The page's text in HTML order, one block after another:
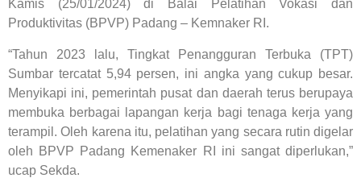
Kamis (25/01/2024) di Balai Pelatihan Vokasi dan
Produktivitas (BPVP) Padang – Kemnaker RI.
“Tahun 2023 lalu, Tingkat Penangguran Terbuka (TPT)
Sumbar tercatat 5,94 persen, ini angka yang cukup besar.
Menyikapi ini, pemerintah pusat dan daerah terus berupaya
membuka berbagai lapangan kerja bagi tenaga kerja yang
terampil. Oleh karena itu, pelatihan yang secara rutin digelar
oleh BPVP Padang Kemenaker RI ini sangat diperlukan,”
ucap Sekda.